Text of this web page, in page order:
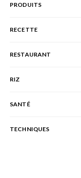
PRODUITS
RECETTE
RESTAURANT
RIZ
SANTÉ
TECHNIQUES